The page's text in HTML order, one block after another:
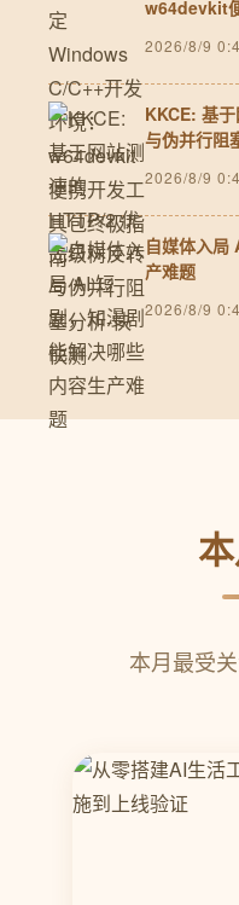
w64devkit
2026/8/9
KKCE: 基
与伪并行阻
2026/8/9
自媒体入局
产难题
2026/8/9
本月最受